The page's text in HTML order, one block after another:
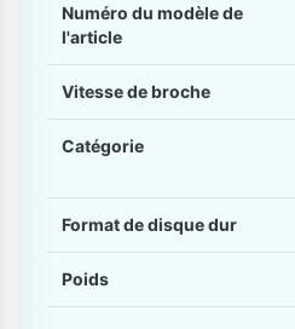
Numéro du modèle de
l'article
Vitesse de broche
Catégorie
Format de disque dur
Poids